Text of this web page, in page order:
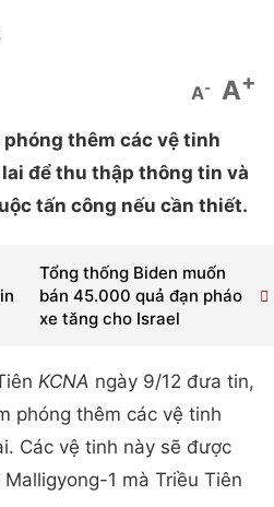
A- A+
thêm các vệ tinh
để thu thập thông tin và
tấn công nếu cần thiết.
Tổng thống Biden muốn
bán 45.000 quả đạn pháo
xe tăng cho Israel
KCNA ngày 9/12 đưa tin,
phóng thêm các vệ tinh
Các vệ tinh này sẽ được
1 mà Triều Tiên